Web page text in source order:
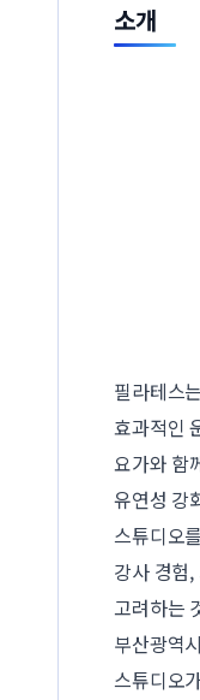
소개
필라테스
효과적인
요가와 함
유연성 강
스튜디오
강사 경험
고려하는
부산광역
스튜디오